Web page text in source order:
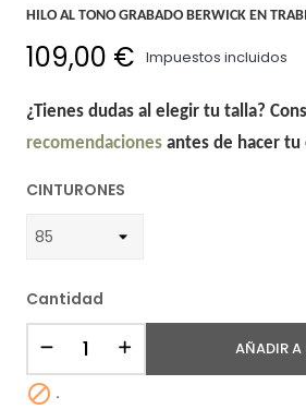
HILO AL TONO GRABADO BERWICK EN
109,00 € Impuestos incluidos
¿Tienes dudas al elegir tu talla?
recomendacionesantes de hacer tu
CINTURONES
Cantidad
AÑADIR A
 .